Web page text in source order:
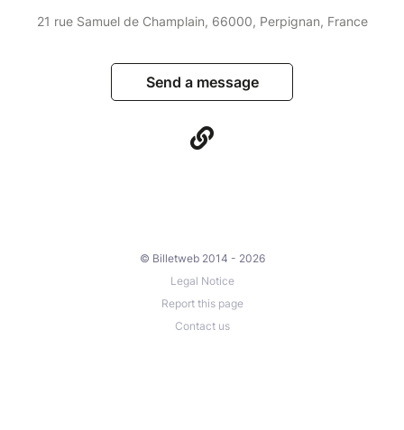
21 rue Samuel de Champlain, 66000, Perpignan, France
Send a message
© Billetweb 2014 - 2026
Legal Notice
Report this page
Contact us